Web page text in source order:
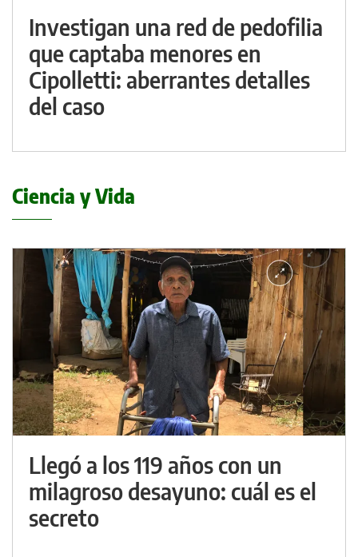
Investigan una red de pedofilia
que captaba menores en
Cipolletti: aberrantes detalles
del caso
Ciencia y Vida
Llegó a los 119 años con un
milagroso desayuno: cuál es el
secreto